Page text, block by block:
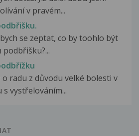
v pravém...
se zeptat, co by toohlo být
radu z důvodu velké bolesti v
vystřelováním...